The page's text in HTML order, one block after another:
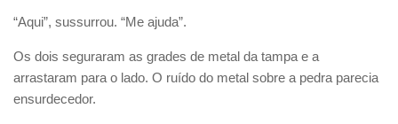
“Aqui”, sussurrou. “Me ajuda”.
Os dois seguraram as grades de metal da tampa e a
arrastaram para o lado. O ruído do metal sobre a pedra parecia
ensurdecedor.